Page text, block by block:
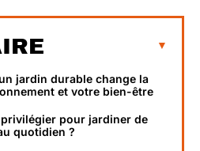
jardin durable change la
et votre bien-être
pour jardiner de
quotidien ?